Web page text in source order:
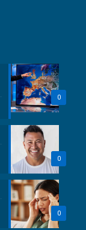
0
0
0